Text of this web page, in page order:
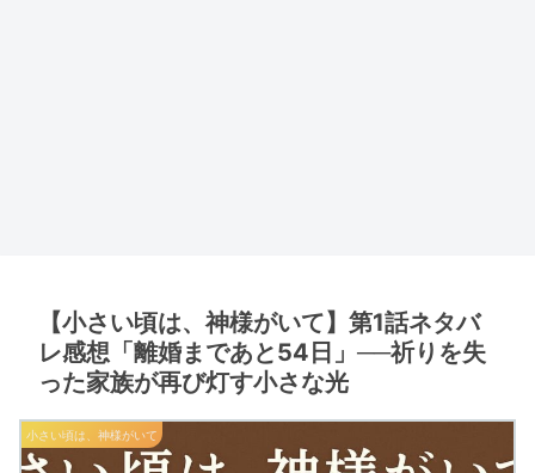
【小さい頃は、神様がいて】第1話ネタバ
レ感想「離婚まであと54日」──祈りを失
った家族が再び灯す小さな光
小さい頃は、神様がいて